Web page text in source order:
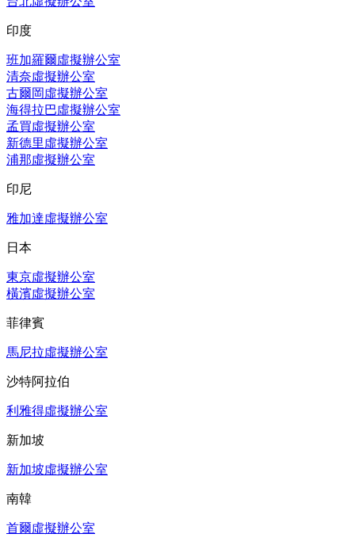
印度
班加羅爾虛擬辦公室
清奈虛擬辦公室
古爾岡虛擬辦公室
海得拉巴虛擬辦公室
孟買虛擬辦公室
新德里虛擬辦公室
浦那虛擬辦公室
印尼
雅加達虛擬辦公室
日本
東京虛擬辦公室
橫濱虛擬辦公室
菲律賓
馬尼拉虛擬辦公室
沙特阿拉伯
利雅得虛擬辦公室
新加坡
新加坡虛擬辦公室
南韓
首爾虛擬辦公室